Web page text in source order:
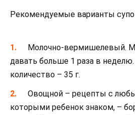
Рекомендуемые варианты
Молочно-вермишелевый.
давать больше 1 раза в
количество – 35 г.
Овощной – рецепты с
которыми ребенок знаком, –